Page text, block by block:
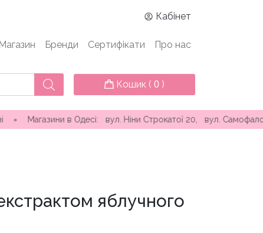
Кабінет
Магазин Бренди Сертифікати Про нас
Кошик ( 0 )
в Одесі: вул. Ніни Строкатої 20, вул. Самофалова (
яблучного